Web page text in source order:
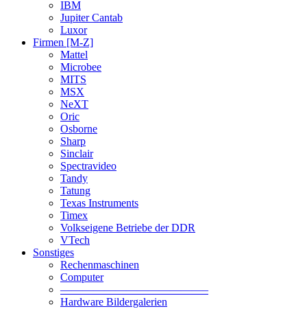
IBM
Jupiter Cantab
Luxor
Firmen [M-Z]
Mattel
Microbee
MITS
MSX
NeXT
Oric
Osborne
Sharp
Sinclair
Spectravideo
Tandy
Tatung
Texas Instruments
Timex
Volkseigene Betriebe der DDR
VTech
Sonstiges
Rechenmaschinen
Computer
—————————————–
Hardware Bildergalerien